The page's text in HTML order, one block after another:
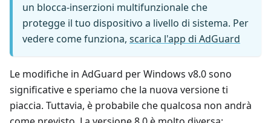
un blocca-inserzioni multifunzionale che
protegge il tuo dispositivo a livello di sistema. Per
vedere come funziona, scarica l'app di AdGuard
Le modifiche in AdGuard per Windows v8.0 sono
significative e speriamo che la nuova versione ti
piaccia. Tuttavia, è probabile che qualcosa non andrà